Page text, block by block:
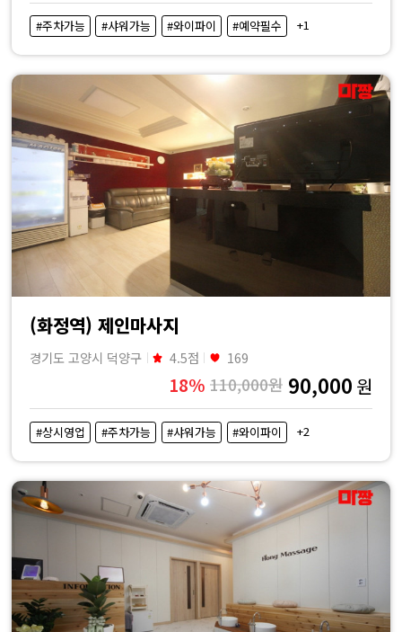
#주차가능 #샤워가능 #와이파이 #예약필수 +1
(화정역) 제인마사지
경기도 고양시 덕양구 4.5점 169
18% 110,000원 90,000 원
#상시영업 #주차가능 #샤워가능 #와이파이 +2